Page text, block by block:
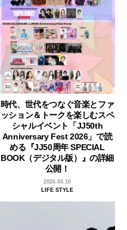
時代、世代をつなぐ音楽とファ
ッション＆トークを楽しむスペ
シャルイベント「JJ50th
Anniversary Fest 2026」で読
める『JJ50周年 SPECIAL
BOOK（デジタル版）』の詳細
公開！
2026.04.10
LIFE STYLE